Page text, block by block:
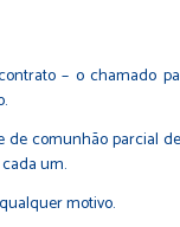
– o chamado
comunhão parcial
um.
motivo.